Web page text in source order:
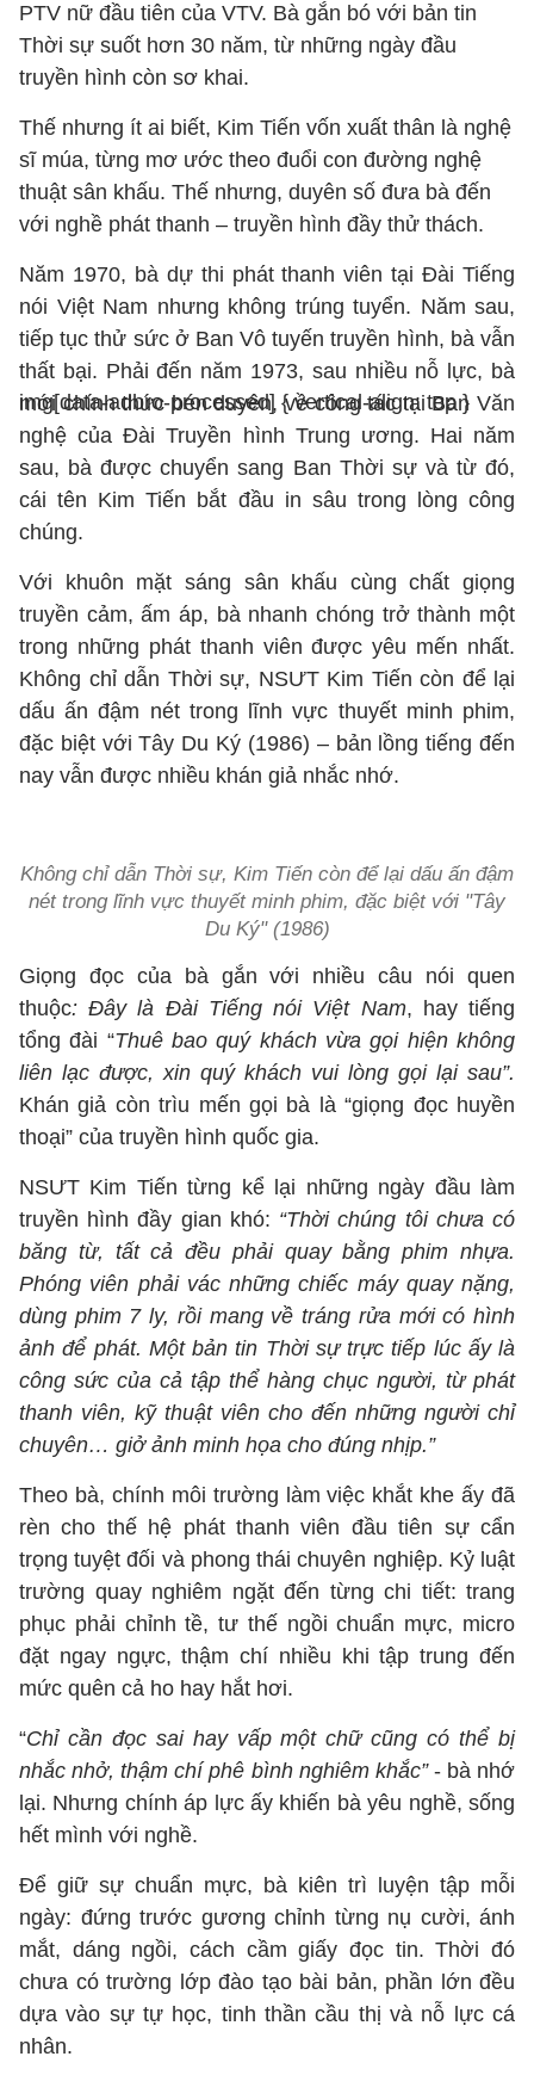
PTV nữ đầu tiên của VTV. Bà gắn bó với bản tin
Thời sự suốt hơn 30 năm, từ những ngày đầu
truyền hình còn sơ khai.
Thế nhưng ít ai biết, Kim Tiến vốn xuất thân là nghệ
sĩ múa, từng mơ ước theo đuổi con đường nghệ
thuật sân khấu. Thế nhưng, duyên số đưa bà đến
với nghề phát thanh – truyền hình đầy thử thách.
Năm 1970, bà dự thi phát thanh viên tại Đài Tiếng
nói Việt Nam nhưng không trúng tuyển. Năm sau,
tiếp tục thử sức ở Ban Vô tuyến truyền hình, bà vẫn
thất bại. Phải đến năm 1973, sau nhiều nỗ lực, bà
mới chính thức bén duyên, về công tác tại Ban Văn
nghệ của Đài Truyền hình Trung ương. Hai năm
sau, bà được chuyển sang Ban Thời sự và từ đó,
cái tên Kim Tiến bắt đầu in sâu trong lòng công
chúng.
Với khuôn mặt sáng sân khấu cùng chất giọng
truyền cảm, ấm áp, bà nhanh chóng trở thành một
trong những phát thanh viên được yêu mến nhất.
Không chỉ dẫn Thời sự, NSƯT Kim Tiến còn để lại
dấu ấn đậm nét trong lĩnh vực thuyết minh phim,
đặc biệt với Tây Du Ký (1986) – bản lồng tiếng đến
nay vẫn được nhiều khán giả nhắc nhớ.
img[data-adbro-processed] { vertical-align: top }
Không chỉ dẫn Thời sự, Kim Tiến còn để lại dấu ấn đậm
nét trong lĩnh vực thuyết minh phim, đặc biệt với "Tây
Du Ký" (1986)
Giọng đọc của bà gắn với nhiều câu nói quen
thuộc: Đây là Đài Tiếng nói Việt Nam, hay tiếng
tổng đài “Thuê bao quý khách vừa gọi hiện không
liên lạc được, xin quý khách vui lòng gọi lại sau”.
Khán giả còn trìu mến gọi bà là “giọng đọc huyền
thoại” của truyền hình quốc gia.
NSƯT Kim Tiến từng kể lại những ngày đầu làm
truyền hình đầy gian khó: “Thời chúng tôi chưa có
băng từ, tất cả đều phải quay bằng phim nhựa.
Phóng viên phải vác những chiếc máy quay nặng,
dùng phim 7 ly, rồi mang về tráng rửa mới có hình
ảnh để phát. Một bản tin Thời sự trực tiếp lúc ấy là
công sức của cả tập thể hàng chục người, từ phát
thanh viên, kỹ thuật viên cho đến những người chỉ
chuyên… giở ảnh minh họa cho đúng nhịp.”
Theo bà, chính môi trường làm việc khắt khe ấy đã
rèn cho thế hệ phát thanh viên đầu tiên sự cẩn
trọng tuyệt đối và phong thái chuyên nghiệp. Kỷ luật
trường quay nghiêm ngặt đến từng chi tiết: trang
phục phải chỉnh tề, tư thế ngồi chuẩn mực, micro
đặt ngay ngực, thậm chí nhiều khi tập trung đến
mức quên cả ho hay hắt hơi.
“Chỉ cần đọc sai hay vấp một chữ cũng có thể bị
nhắc nhở, thậm chí phê bình nghiêm khắc”- bà nhớ
lại. Nhưng chính áp lực ấy khiến bà yêu nghề, sống
hết mình với nghề.
Để giữ sự chuẩn mực, bà kiên trì luyện tập mỗi
ngày: đứng trước gương chỉnh từng nụ cười, ánh
mắt, dáng ngồi, cách cầm giấy đọc tin. Thời đó
chưa có trường lớp đào tạo bài bản, phần lớn đều
dựa vào sự tự học, tinh thần cầu thị và nỗ lực cá
nhân.